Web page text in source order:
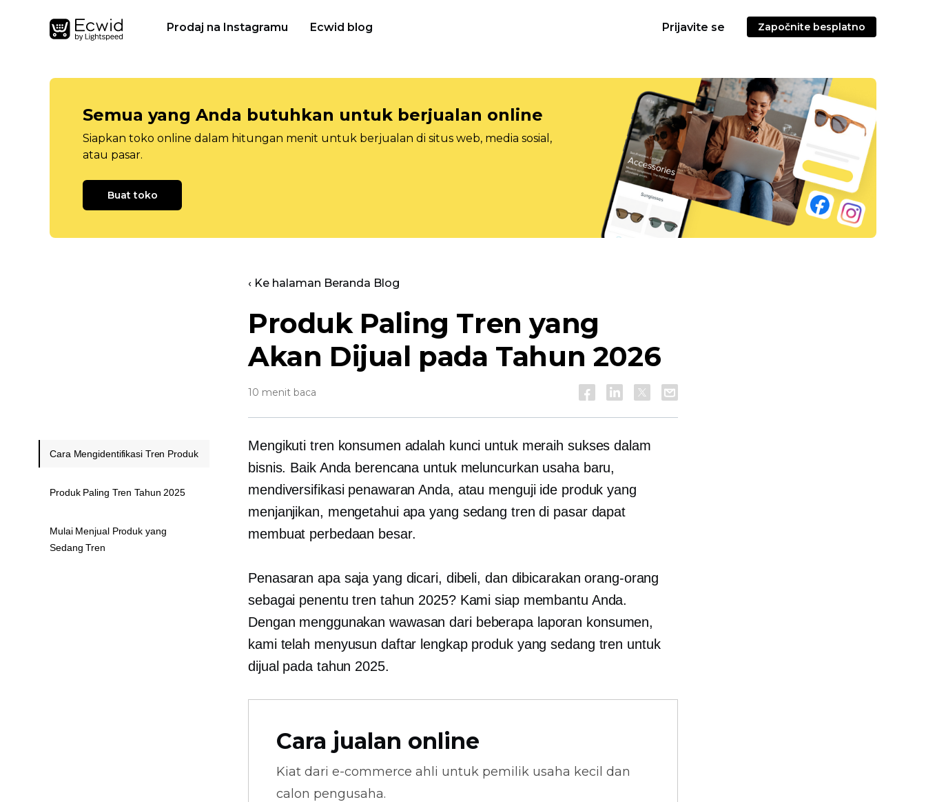
Prodaj na Instagramu Ecwid blog Prijavite se Započnite besplatno
Semua yang Anda butuhkan untuk berjualan online
Siapkan toko online dalam hitungan menit untuk berjualan di situs web, media sosial,
atau pasar.
Buat toko
‹ Ke halaman Beranda Blog
Produk Paling Tren yang
Akan Dijual pada Tahun 2026
10 menit baca
Mengikuti tren konsumen adalah kunci untuk meraih sukses dalam
bisnis. Baik Anda berencana untuk meluncurkan usaha baru,
mendiversifikasi penawaran Anda, atau menguji ide produk yang
menjanjikan, mengetahui apa yang sedang tren di pasar dapat
membuat perbedaan besar.
Penasaran apa saja yang dicari, dibeli, dan dibicarakan orang-orang
sebagai penentu tren tahun 2025? Kami siap membantu Anda.
Dengan menggunakan wawasan dari beberapa laporan konsumen,
kami telah menyusun daftar lengkap produk yang sedang tren untuk
dijual pada tahun 2025.
Cara jualan online
Kiat dari e-commerce ahli untuk pemilik usaha kecil dan
calon pengusaha.
Cara Mengidentifikasi Tren Produk
Produk Paling Tren Tahun 2025
Mulai Menjual Produk yang
Sedang Tren